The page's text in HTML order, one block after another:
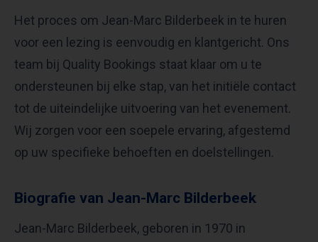
Het proces om Jean-Marc Bilderbeek in te huren
voor een lezing is eenvoudig en klantgericht. Ons
team bij Quality Bookings staat klaar om u te
ondersteunen bij elke stap, van het initiële contact
tot de uiteindelijke uitvoering van het evenement.
Wij zorgen voor een soepele ervaring, afgestemd
op uw specifieke behoeften en doelstellingen.
Biografie van Jean-Marc Bilderbeek
Jean-Marc Bilderbeek, geboren in 1970 in